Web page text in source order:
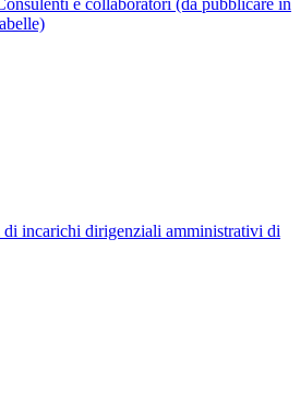
e collaboratori (da pubblicare in
incarichi dirigenziali amministrativi di